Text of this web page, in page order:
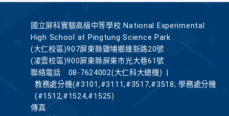
國立屏科實驗高級中等學校 National Experimental
High School at Pingtung Science Park
(大仁校區)907屏東縣鹽埔鄉維新路20號
(凌雲校區)900屏東縣屏東市光大巷61號
聯絡電話
08-7624002(大仁科大總機)
教務處分機(#3101,#3111,#3517,#3518; 學務處分機
(#1512,#1524,#1525)
傳真